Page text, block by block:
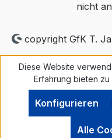
nicht
copyright GfK T.
Diese Website
Erfahrung bieten zu
Konfigurieren
Alle